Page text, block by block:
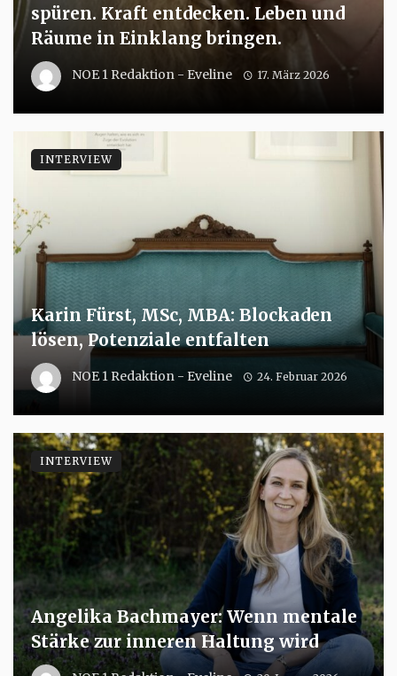
spüren. Kraft entdecken. Leben und
Räume in Einklang bringen.
NOE 1 Redaktion - Eveline 17. März 2026
Karin Fürst, MSc, MBA: Blockaden
lösen, Potenziale entfalten
NOE 1 Redaktion - Eveline 24. Februar 2026
INTERVIEW
Angelika Bachmayer: Wenn mentale
Stärke zur inneren Haltung wird
INTERVIEW